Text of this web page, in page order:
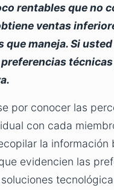
rentables que no
ventas
que maneja. Si
por conocer las
con cada
la
evidencien las